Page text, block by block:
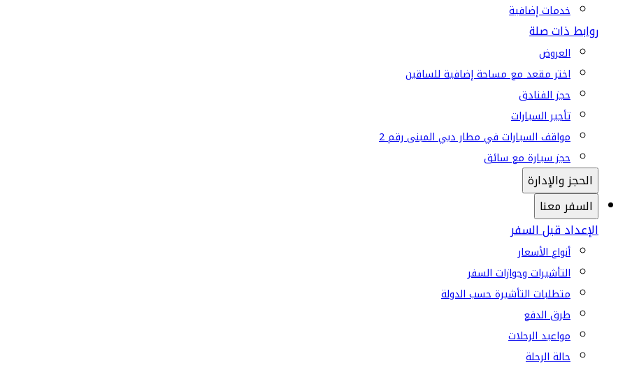
خدمات إضافية
روابط ذات صلة
العروض
اختر مقعد مع مساحة إضافية للساقين
حجز الفنادق
تأجير السيارات
مواقف السيارات في مطار دبي المبنى رقم 2
حجز سيارة مع سائق
الحجز والإدارة
السفر معنا
الإعداد قبل السفر
أنواع الأسعار
التأشيرات وجوازات السفر
متطلبات التأشيرة حسب الدولة
طرق الدفع
مواعيد الرحلات
حالة الرحلة